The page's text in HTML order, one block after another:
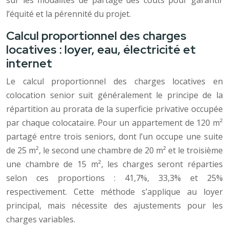
l’équité et la pérennité du projet.
Calcul proportionnel des charges
locatives : loyer, eau, électricité et
internet
Le calcul proportionnel des charges locatives en
colocation senior suit généralement le principe de la
répartition au prorata de la superficie privative occupée
par chaque colocataire. Pour un appartement de 120 m²
partagé entre trois seniors, dont l’un occupe une suite
de 25 m², le second une chambre de 20 m² et le troisième
une chambre de 15 m², les charges seront réparties
selon ces proportions : 41,7%, 33,3% et 25%
respectivement. Cette méthode s’applique au loyer
principal, mais nécessite des ajustements pour les
charges variables.